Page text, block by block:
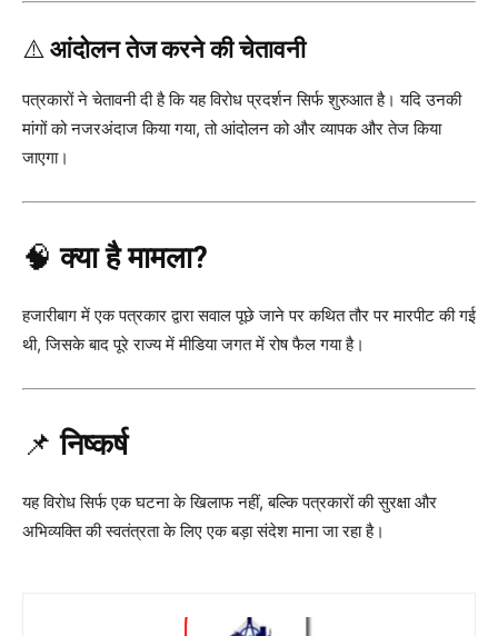
⚠️ आंदोलन तेज करने की चेतावनी
पत्रकारों ने चेतावनी दी है कि यह विरोध प्रदर्शन सिर्फ शुरुआत है। यदि उनकी
मांगों को नजरअंदाज किया गया, तो आंदोलन को और व्यापक और तेज किया
जाएगा।
🧠क्या है मामला?
हजारीबाग में एक पत्रकार द्वारा सवाल पूछे जाने पर कथित तौर पर मारपीट की गई
थी, जिसके बाद पूरे राज्य में मीडिया जगत में रोष फैल गया है।
📌निष्कर्ष
यह विरोध सिर्फ एक घटना के खिलाफ नहीं, बल्कि पत्रकारों की सुरक्षा और
अभिव्यक्ति की स्वतंत्रता के लिए एक बड़ा संदेश माना जा रहा है।